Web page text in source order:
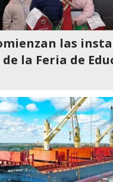
las
la Feria de